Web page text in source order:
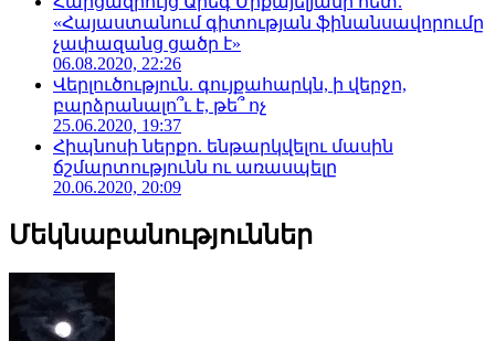
«Հայաստանում գիտության ֆինանսավորումը
չափազանց ցածր է»
06.08.2020, 22:26
Վերլուծություն. գույքահարկն, ի վերջո,
բարձրանալո՞ւ է, թե՞ ոչ
25.06.2020, 19:37
Հիպնոսի ներքո. ենթարկվելու մասին
ճշմարտությունն ու առասպելը
20.06.2020, 20:09
Մեկնաբանություններ